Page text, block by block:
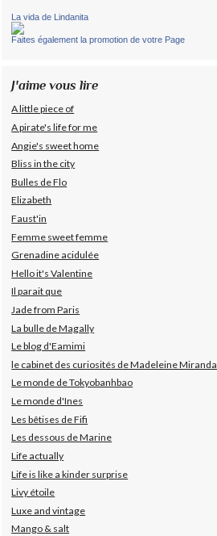
La vida de Lindanita
Faites également la promotion de votre Page
J'aime vous lire
A little piece of
A pirate's life for me
Angie's sweet home
Bliss in the city
Bulles de Flo
Elizabeth
Faust'in
Femme sweet femme
Grenadine acidulée
Hello it's Valentine
Il parait que
Jade from Paris
La bulle de Magally
Le blog d'Eamimi
le cabinet des curiosités de Madeleine Miranda
Le monde de Tokyobanhbao
Le monde d'Ines
Les bêtises de Fifi
Les dessous de Marine
Life actually
Life is like a kinder surprise
Livy étoile
Luxe and vintage
Mango & salt